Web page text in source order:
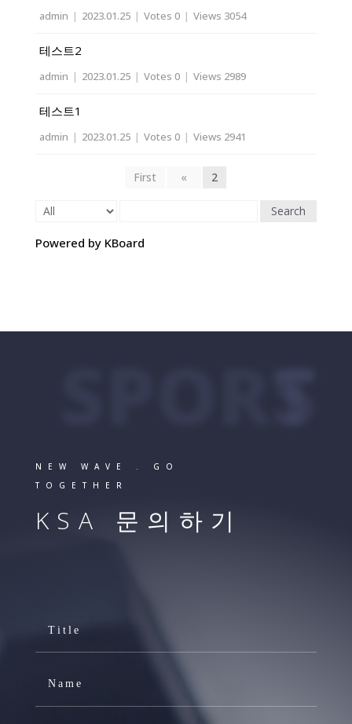
admin | 2023.01.25 | Votes 0 | Views 3054
테스트2
admin | 2023.01.25 | Votes 0 | Views 2989
테스트1
admin | 2023.01.25 | Votes 0 | Views 2941
First « 2
Search
Powered by KBoard
SPORTS
NEW WAVE . GO
TOGETHER
KSA 문의하기